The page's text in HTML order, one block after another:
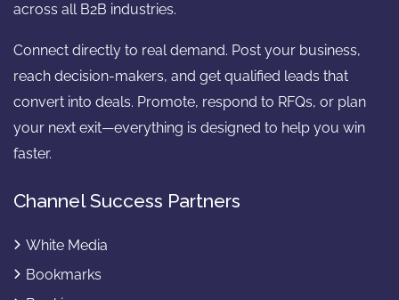
across all B2B industries.
Connect directly to real demand. Post your business,
reach decision-makers, and get qualified leads that
convert into deals. Promote, respond to RFQs, or plan
your next exit—everything is designed to help you win
faster.
Channel Success Partners
White Media
Bookmarks